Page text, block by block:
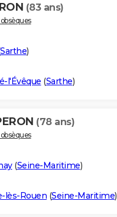
(83 ans)
Sarthe)
l'Évêque (Sarthe)
(78 ans)
(Seine-Maritime)
lès-Rouen (Seine-Maritime)